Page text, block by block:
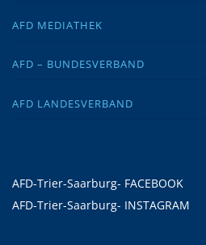
AFD MEDIATHEK
AFD – BUNDESVERBAND
AFD LANDESVERBAND
AFD-Trier-Saarburg- FACEBOOK
AFD-Trier-Saarburg- INSTAGRAM